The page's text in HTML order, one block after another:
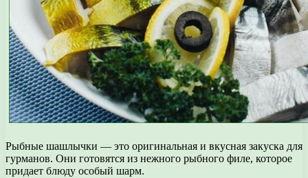
Рыбные шашлычки — это оригинальная и вкусная закуска для
гурманов. Они готовятся из нежного рыбного филе, которое
придает блюду особый шарм.